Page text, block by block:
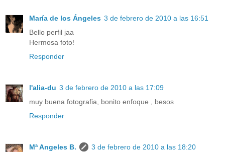
María de los Ángeles 3 de febrero de 2010 a las 16:51
Bello perfil jaa
Hermosa foto!
Responder
l'alia-du 3 de febrero de 2010 a las 17:09
muy buena fotografia, bonito enfoque , besos
Responder
Mª Angeles B. 3 de febrero de 2010 a las 18:20